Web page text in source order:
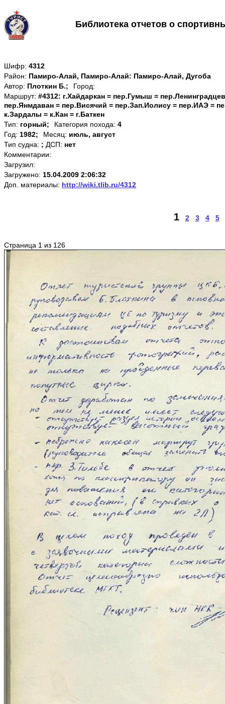
Библиотека отчетов о
Шифр: 4312
Район: Памиро-Алай, Памиро-Алай: Памиро-Алай, Дугоба
Автор: Плоткин Б.;
Город:
Маршрут: #4312: г.Хайдаркан = пер.Гумыш =
пер.Янмдаван = пер.Висячий = пер.Зап.Иолису = пер.ИАЭ =
к.Зардалы = к.Кан = г.Баткен
Тип: горный; Категория похода: 4
Год: 1982; Месяц: июль, август
Тип судна: ; ДСП: нет
Комментарии:
Загрузил:
Загружено: 15.04.2009 2:06:32
Доп. материалы: http://wiki.tlib.ru/4312
1 2 3 4 5
Страница 1 из 126